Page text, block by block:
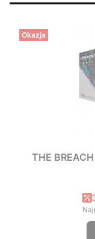
Okazja
THE